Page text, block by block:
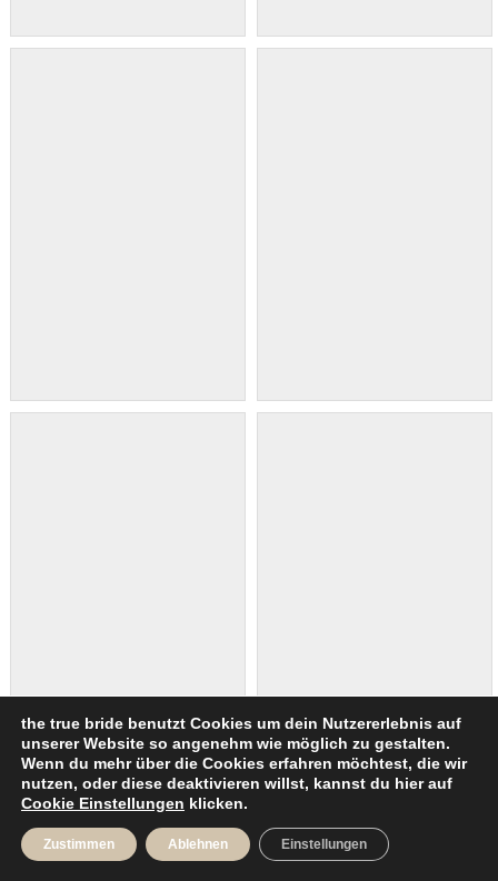
the true bride benutzt Cookies um dein Nutzererlebnis auf
unserer Website so angenehm wie möglich zu gestalten.
Wenn du mehr über die Cookies erfahren möchtest, die wir
nutzen, oder diese deaktivieren willst, kannst du hier auf
Cookie Einstellungen klicken.
Zustimmen Ablehnen Einstellungen